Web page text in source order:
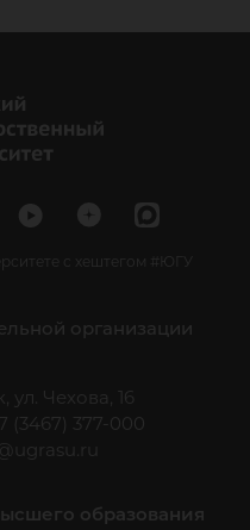
с хештегом #ЮГУ
организации
ул. Чехова, 16
(3467) 377-000
образования